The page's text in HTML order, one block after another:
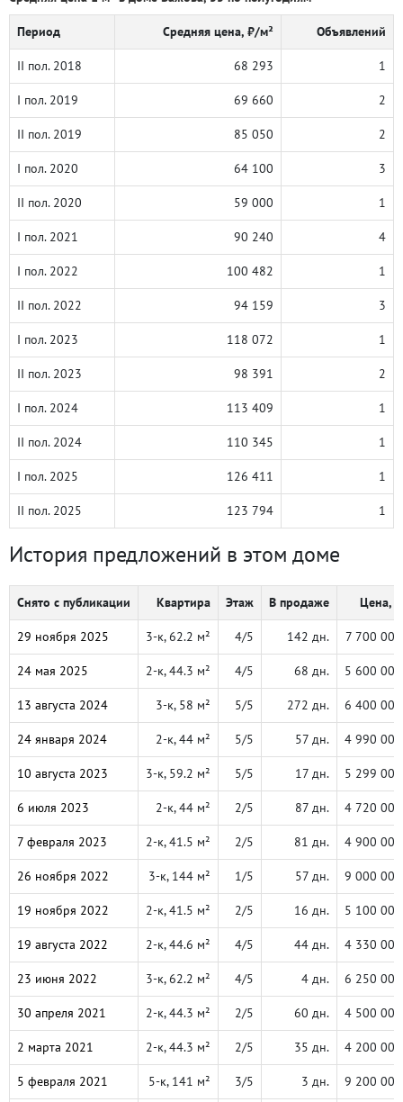
Период Средняя цена, ₽/м² Объявлений
II пол. 2018 68 293 1
I пол. 2019 69 660 2
II пол. 2019 85 050 2
I пол. 2020 64 100 3
II пол. 2020 59 000 1
I пол. 2021 90 240 4
I пол. 2022 100 482 1
II пол. 2022 94 159 3
I пол. 2023 118 072 1
II пол. 2023 98 391 2
I пол. 2024 113 409 1
II пол. 2024 110 345 1
I пол. 2025 126 411 1
II пол. 2025 123 794 1
История предложений в этом доме
Снято с публикации Квартира Этаж В продаже Цена, ₽
29 ноября 2025 3-к, 62.2 м² 4/5 142 дн. 7 700 000
24 мая 2025 2-к, 44.3 м² 4/5 68 дн. 5 600 000
13 августа 2024 3-к, 58 м² 5/5 272 дн. 6 400 000
24 января 2024 2-к, 44 м² 5/5 57 дн. 4 990 000
10 августа 2023 3-к, 59.2 м² 5/5 17 дн. 5 299 000
6 июля 2023 2-к, 44 м² 2/5 87 дн. 4 720 000
7 февраля 2023 2-к, 41.5 м² 2/5 81 дн. 4 900 000
26 ноября 2022 3-к, 144 м² 1/5 57 дн. 9 000 000
19 ноября 2022 2-к, 41.5 м² 2/5 16 дн. 5 100 000
19 августа 2022 2-к, 44.6 м² 4/5 44 дн. 4 330 000
23 июня 2022 3-к, 62.2 м² 4/5 4 дн. 6 250 000
30 апреля 2021 2-к, 44.3 м² 2/5 60 дн. 4 500 000
2 марта 2021 2-к, 44.3 м² 2/5 35 дн. 4 200 000
5 февраля 2021 5-к, 141 м² 3/5 3 дн. 9 200 000